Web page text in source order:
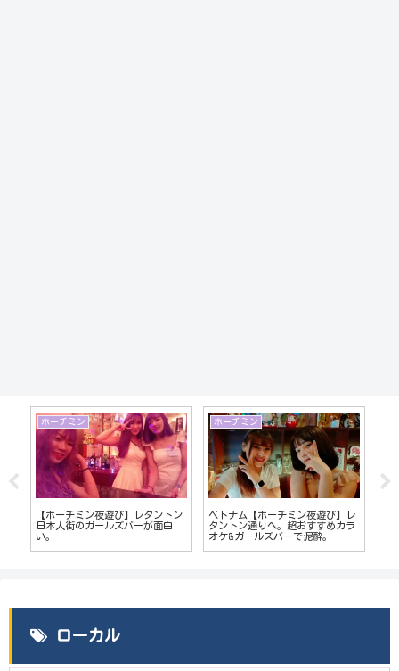
ホーチミン
【ホーチミン夜遊び】レタントン
日本人街のガールズバーが面白
い。
ホーチミン
ベトナム【ホーチミン夜遊び】レ
タントン通りへ。超おすすめカラ
オケ&ガールズバーで泥酔。
ローカル